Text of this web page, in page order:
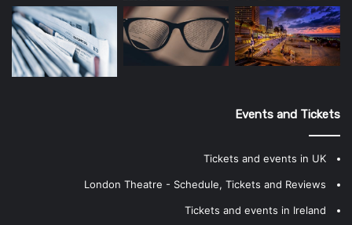
Events and Tickets
Tickets and events in UK
London Theatre - Schedule, Tickets and Reviews
Tickets and events in Ireland